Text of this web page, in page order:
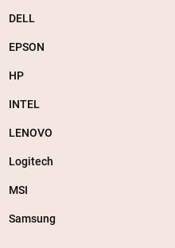
DELL
EPSON
HP
INTEL
LENOVO
Logitech
MSI
Samsung